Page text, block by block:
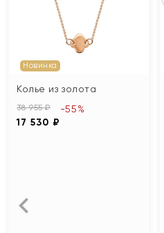
Новинка
Колье из золота
38 955 ₽
17 530 ₽
-55%